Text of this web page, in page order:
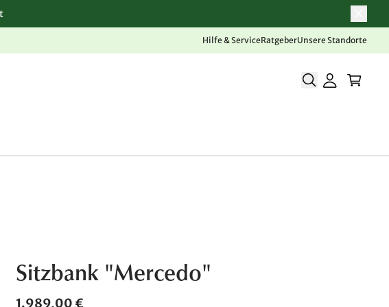
Hilfe & ServiceRatgeberUnsere Standorte
Sitzbank "Mercedo"
1.989,00 €